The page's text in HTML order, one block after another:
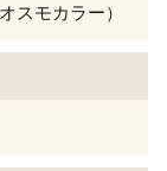
スモカラー）